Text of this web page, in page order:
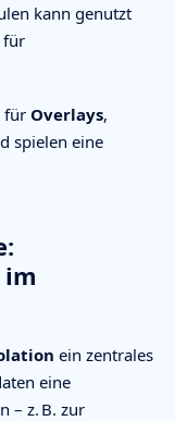
kann genutzt
für
für Overlays,
spielen eine
ein zentrales
eine
– z. B. zur